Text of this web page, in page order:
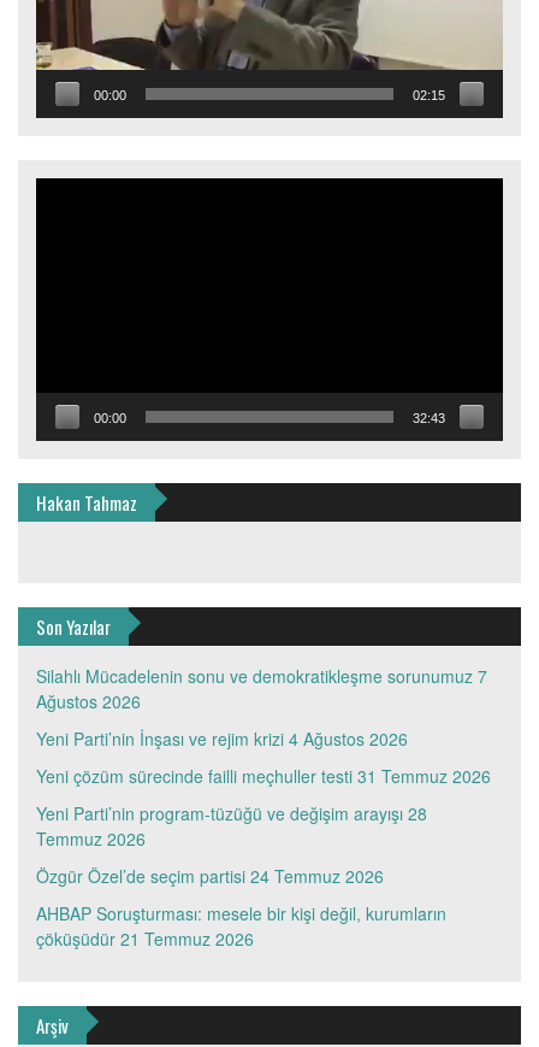
00:00 02:15
00:00 32:43
Hakan Tahmaz
Son Yazılar
Silahlı Mücadelenin sonu ve demokratikleşme sorunumuz 7
Ağustos 2026
Yeni Parti’nin İnşası ve rejim krizi 4 Ağustos 2026
Yeni çözüm sürecinde failli meçhuller testi 31 Temmuz 2026
Yeni Parti’nin program-tüzüğü ve değişim arayışı 28
Temmuz 2026
Özgür Özel’de seçim partisi 24 Temmuz 2026
AHBAP Soruşturması: mesele bir kişi değil, kurumların
çöküşüdür 21 Temmuz 2026
Arşiv